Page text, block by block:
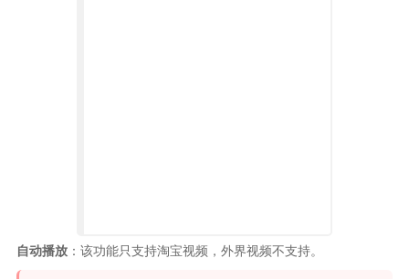
自动播放 ：该功能只支持淘宝视频，外界视频不支持。